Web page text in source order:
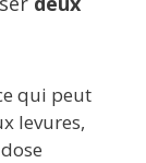
qui peut
levures,